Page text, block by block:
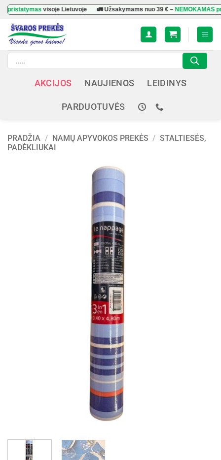
Skip
content
visoje Lietuvoje 🚛 Užsakymams nuo39 €–NEMOKAMAS
Products
search
AKCIJOS NAUJIENOS LEIDINYS
PARDUOTUVĖS
PRADŽIA / NAMŲ APYVOKOS PREKĖS / STALTIESĖS,
PADĖKLIUKAI